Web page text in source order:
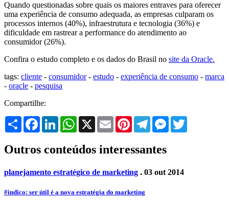
Quando questionadas sobre quais os maiores entraves para oferecer
uma experiência de consumo adequada, as empresas culparam os
processos internos (40%), infraestrutura e tecnologia (36%) e
dificuldade em rastrear a performance do atendimento ao
consumidor (26%).
Confira o estudo completo e os dados do Brasil no site da Oracle.
tags: cliente - consumidor- estudo - experiência de consumo - marca
- oracle - pesquisa
Compartilhe:
Share FacebookLinkedInWhatsApp
X Email PinterestTelegramMessenger
Outros conteúdos interessantes
planejamento estratégico de marketing . 03 out 2014
#indico: ser útil é a nova estratégia do marketing